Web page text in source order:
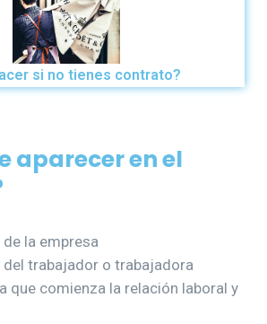
si no tienes contrato?
aparecer en el
la empresa
del trabajador o trabajadora
que comienza la relación laboral y